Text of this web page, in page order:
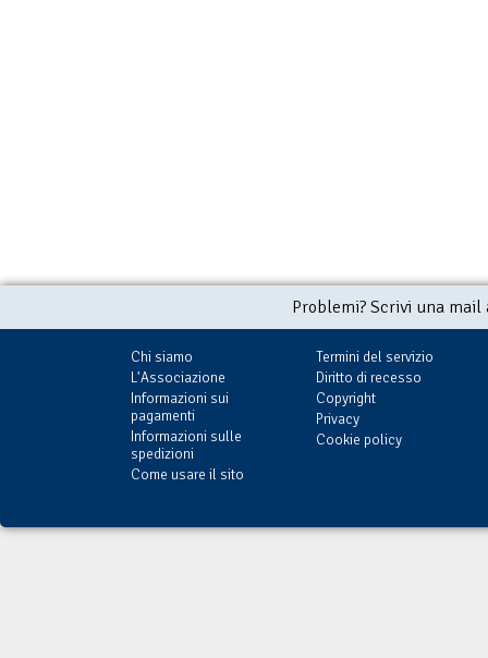
Problemi? Scrivi una
Chi siamo
L'Associazione
Informazioni sui
pagamenti
Informazioni sulle
spedizioni
Come usare il sito
Termini del servizio
Diritto di recesso
Copyright
Privacy
Cookie policy